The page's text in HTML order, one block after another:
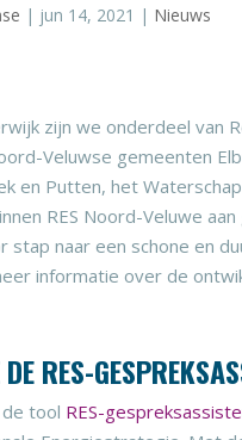
| jun 14, 2021 | Nieuws
zijn we onderdeel van
Veluwse gemeenten
en Putten, het
RES Noord-Veluwe
stap naar een schone en
informatie over de
DE RES-
tool RES-